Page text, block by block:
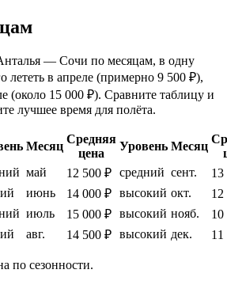
— Сочи по месяцам, в одну
лететь в апреле (примерно 9 500 ₽),
(около 15 000 ₽). Сравните таблицу и
лучшее время для полёта.
Месяц
Средняя
цена
Уровень Месяц
май 12 500 ₽ средний сент.
13
июнь 14 000 ₽ высокий окт.
12
июль 15 000 ₽ высокий нояб.
10
авг. 14 500 ₽ высокий дек. 11
по сезонности.